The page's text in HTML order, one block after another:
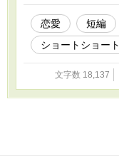
恋愛 短編
ショートショート
文字数 18,137